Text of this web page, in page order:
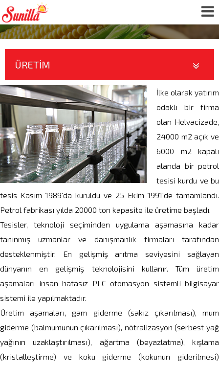
ÜRETİM
İlke olarak yatırım
odaklı bir firma
olan Helvacizade,
24000 m2 açık ve
6000 m2 kapalı
alanda bir petrol
tesisi kurdu ve bu
tesis Kasım 1989'da kuruldu ve 25 Ekim 1991'de tamamlandı.
Petrol fabrikası yılda 20000 ton kapasite ile üretime başladı.
Tesisler, teknoloji seçiminden uygulama aşamasına kadar
tanınmış uzmanlar ve danışmanlık firmaları tarafından
desteklenmiştir. En gelişmiş arıtma seviyesini sağlayan
dünyanın en gelişmiş teknolojisini kullanır. Tüm üretim
aşamaları insan hatasız PLC otomasyon sistemli bilgisayar
sistemi ile yapılmaktadır.
Üretim aşamaları, gam giderme (sakız çıkarılması), mum
giderme (balmumunun çıkarılması), nötralizasyon (serbest yağ
yağının uzaklaştırılması), ağartma (beyazlatma), kışlama
(kristalleştirme) ve koku giderme (kokunun giderilmesi)